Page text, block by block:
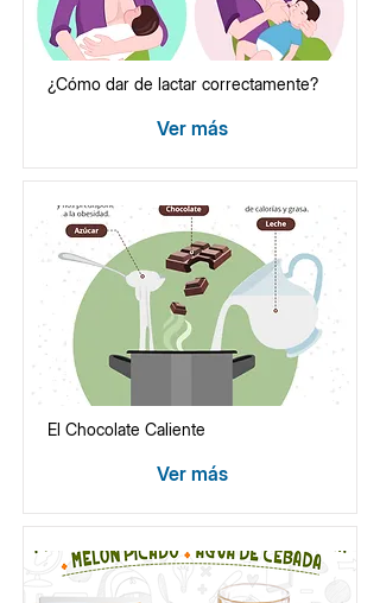
¿Cómo dar de lactar correctamente?
Ver más
El Chocolate Caliente
Ver más